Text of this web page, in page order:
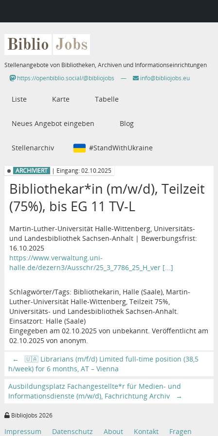
Biblio Jobs
Stellenangebote von Bibliotheken, Archiven und Informationseinrichtungen
https://openbiblio.social/@bibliojobs
— info@bibliojobs.eu
Liste Karte Tabelle
Neues Angebot eingeben Blog
Stellenarchiv #StandWithUkraine
ARCHIVIERT | Eingang: 02.10.2025
Bibliothekar*in (m/w/d), Teilzeit
(75%), bis EG 11 TV-L
Martin-Luther-Universität Halle-Wittenberg, Universitäts-
und Landesbibliothek Sachsen-Anhalt | Bewerbungsfrist:
16.10.2025
https://www.verwaltung.uni-
halle.de/dezern3/Ausschr/25_3_7786_25_H_ver [...]
Schlagwörter/Tags: Bibliothekarin, Halle (Saale), Martin-
Luther-Universität Halle-Wittenberg, Teilzeit 75%,
Universitäts- und Landesbibliothek Sachsen-Anhalt.
Einsatzort: Halle (Saale)
Eingegeben am 02.10.2025 von unbekannt. Veröffentlicht am
02.10.2025 von anonym.
←
🇺🇦 Librarians (m/f/d) Limited full-time position (38,5
h/week) for 6 months, AT – Vienna
Ausbildungsplatz Fachangestellte*r für Medien- und
Informationsdienste (m/w/d), Fachrichtung Archiv
→
BiblioJobs 2026
Impressum Datenschutz About Kontakt Fragen